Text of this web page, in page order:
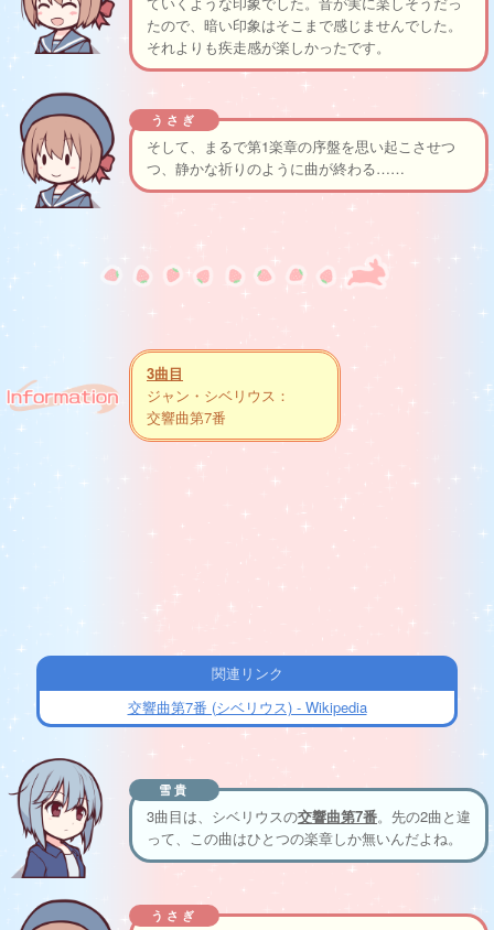
たので、暗い印象はそこまで感じませんでした。
それよりも疾走感が楽しかったです。
うさぎ
そして、まるで第1楽章の序盤を思い起こさせつ
つ、静かな祈りのように曲が終わる……
3曲目
ジャン・シベリウス：
交響曲第7番
関連リンク
交響曲第7番 (シベリウス) - Wikipedia
雪貴
3曲目は、シベリウスの交響曲第7番。先の2曲と違
って、この曲はひとつの楽章しか無いんだよね。
うさぎ